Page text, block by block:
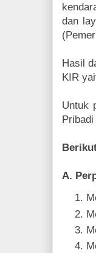
dan
Hasil
KIR
Untuk
A.